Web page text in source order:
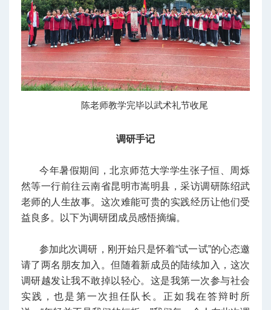
陈老师教学完毕以武术礼节收尾
调研手记
今年暑假期间，北京师范大学学生张子恒、周烁
然等一行前往云南省昆明市嵩明县，采访调研陈绍武
老师的人生故事。这次难能可贵的实践经历让他们受
益良多。以下为调研团成员感悟摘编。
参加此次调研，刚开始只是怀着“试一试”的心态邀
请了两名朋友加入。但随着新成员的陆续加入，这次
调研越发让我不敢掉以轻心。这是我第一次参与社会
实践，也是第一次担任队长。正如我在答辩时所